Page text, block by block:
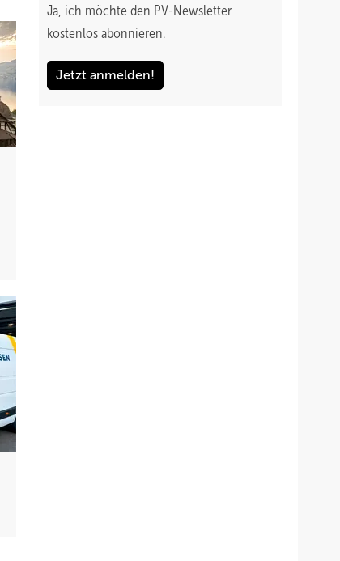
Ja, ich möchte den PV-Newsletter
kostenlos abonnieren.
Jetzt anmelden!